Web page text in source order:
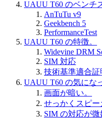
UAUU T60 のベンチ
AnTuTu v9
Geekbench 5
PerformanceTest
UAUU T60 の特徴。
Widevine DRM
SIM 対応
技術基準適合証
UAUU T60 の気にな
画面が暗い。
せっかくスピ
SIM の対応が微